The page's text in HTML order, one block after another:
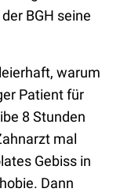
BGH seine
warum
Patient für
8 Stunden
mal
Gebiss in
Dann